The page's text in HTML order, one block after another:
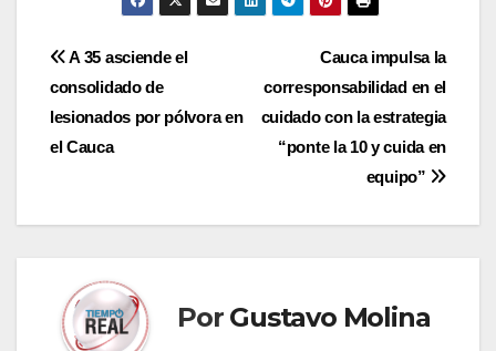
Navegación
de
entradas
Cauca impulsa la
corresponsabilidad en el
cuidado con la estrategia
“ponte la 10 y cuida en
equipo”
A 35 asciende el
consolidado de
lesionados por pólvora en
el Cauca
Por Gustavo Molina